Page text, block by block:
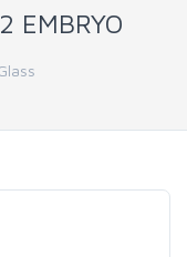
EMBRYO